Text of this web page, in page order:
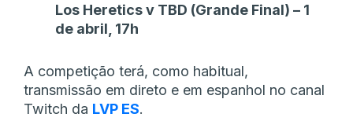
Los Heretics v TBD (Grande Final) – 1
de abril, 17h
A competição terá, como habitual,
transmissão em direto e em espanhol no canal
Twitch da LVP ES.